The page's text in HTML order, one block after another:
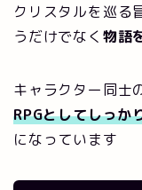
クリスタルを巡る
うだけでなく 物語
キャラクター同士
RPGとしてしっか
になっています